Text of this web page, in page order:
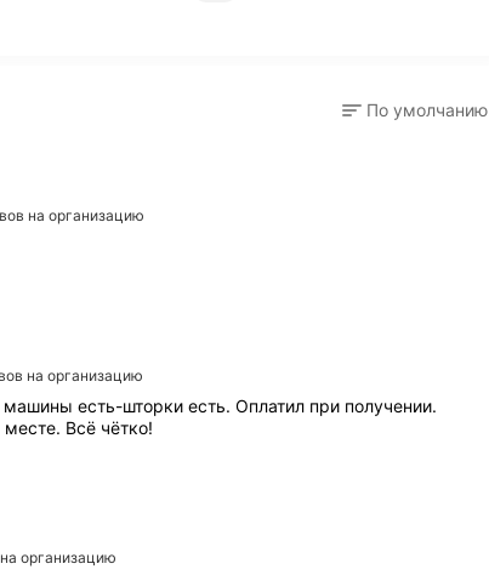
По умолчанию
на организацию
на организацию
есть-шторки есть. Оплатил при получении.
Всё чётко!
организацию